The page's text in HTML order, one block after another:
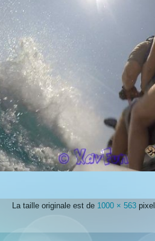
La taille originale est de 1000 × 563